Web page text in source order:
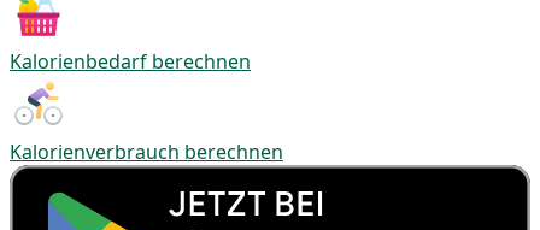
Kalorienbedarf berechnen
Kalorienverbrauch berechnen